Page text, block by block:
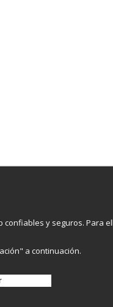
Registrarme
y seguros. Para
a continuación.